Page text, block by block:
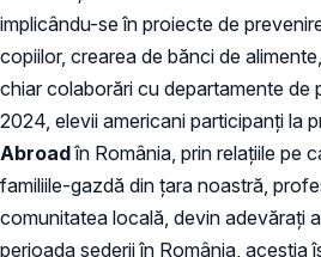
implicându-se în proiecte de
copiilor, crearea de bănci de
chiar colaborări cu departamente de
2024, elevii americani participanți la
Abroadîn România, prin relațiile pe
familiile-gazdă din țara noastră,
comunitatea locală, devin adevărați
perioada șederii în România, aceștia